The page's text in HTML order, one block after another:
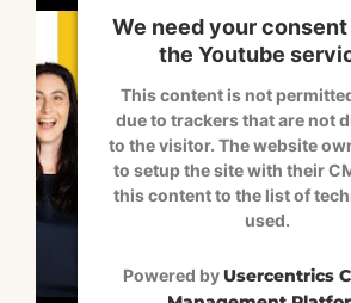
We need your
the Youtube
This content is not
due to trackers that are not
to the visitor. The website
to setup the site with their
this content to the list of
used.
Powered by Usercentrics